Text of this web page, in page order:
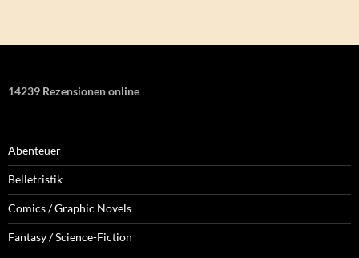
14239 Rezensionen online
Abenteuer
Belletristik
Comics / Graphic Novels
Fantasy / Science-Fiction